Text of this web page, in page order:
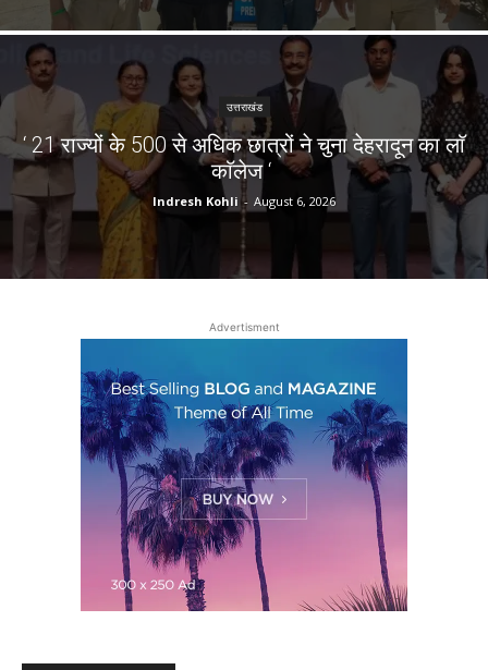
उत्तराखंड
‘ 21 राज्यों के 500 से अधिक छात्रों ने चुना देहरादून का लाॅ
काॅलेज ‘
Indresh Kohli - August 6, 2026
Advertisment